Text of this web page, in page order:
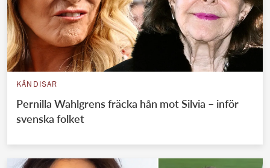
KÄNDISAR
Pernilla Wahlgrens fräcka hån mot Silvia – inför
svenska folket